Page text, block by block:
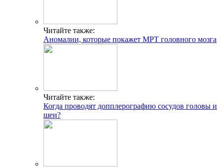
Читайте также:
Аномалии, которые покажет МРТ головного мозга
Читайте также:
Когда проводят допплерографию сосудов головы и
шеи?